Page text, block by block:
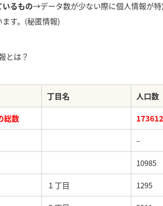
るもの→データ数が少ない際に個人情報が特
す。(秘匿情報)
とは？
丁目名 人口数
総数 173612
–
10985
１丁目 1295